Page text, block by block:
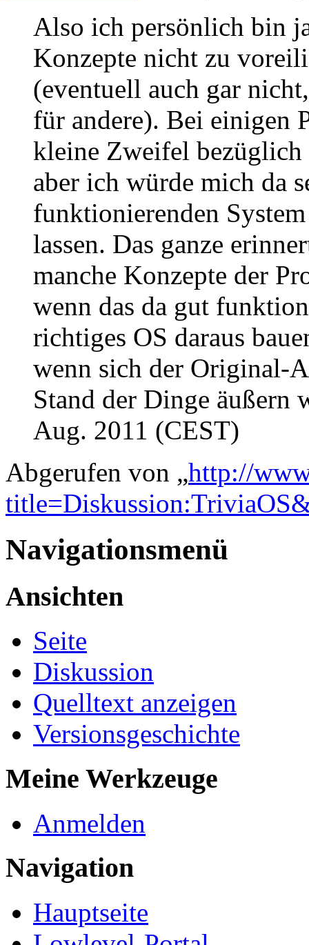
Also ich persönlich bin
Konzepte nicht zu
(eventuell auch gar
für andere). Bei einigen
kleine Zweifel bezüglich
aber ich würde mich da
funktionierenden
lassen. Das ganze
manche Konzepte der
wenn das da gut
richtiges OS daraus
wenn sich der Original-
Stand der Dinge äußern
Aug. 2011 (CEST)
Abgerufen von „http://
Navigationsmenü
Ansichten
Seite
Diskussion
Quelltext anzeigen
Versionsgeschichte
Meine Werkzeuge
Anmelden
Navigation
Hauptseite